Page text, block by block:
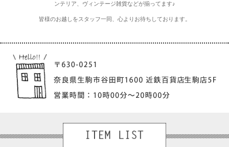
ンテリア、ヴィンテージ雑貨などが揃ってます♪
皆様のお越しをスタッフ一同、心よりお待ちしております。